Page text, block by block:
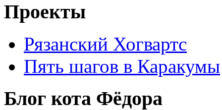
Проекты
Рязанский Хогвартс
Пять шагов в Каракумы
Блог кота Фёдора